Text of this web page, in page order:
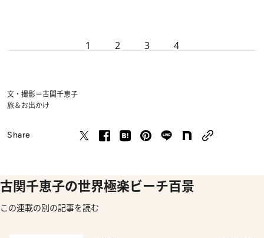
1 2 3 4
文・撮影＝古関千恵子
旅＆お出かけ
Share
古関千恵子の世界極楽ビーチ百景
この連載の別の記事を読む